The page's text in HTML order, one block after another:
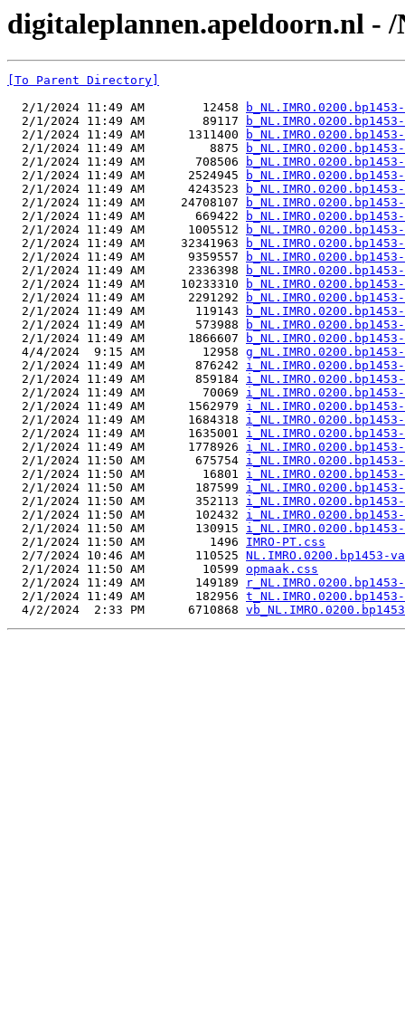
digitaleplannen.apeldoorn.nl -
[To Parent Directory]
  2/1/2024 11:49 AM        12458
  2/1/2024 11:49 AM        89117
  2/1/2024 11:49 AM      1311400
  2/1/2024 11:49 AM         8875
  2/1/2024 11:49 AM       708506
  2/1/2024 11:49 AM      2524945
  2/1/2024 11:49 AM      4243523
  2/1/2024 11:49 AM     24708107
  2/1/2024 11:49 AM       669422
  2/1/2024 11:49 AM      1005512
  2/1/2024 11:49 AM     32341963
  2/1/2024 11:49 AM      9359557
  2/1/2024 11:49 AM      2336398
  2/1/2024 11:49 AM     10233310
  2/1/2024 11:49 AM      2291292
  2/1/2024 11:49 AM       119143
  2/1/2024 11:49 AM       573988
  2/1/2024 11:49 AM      1866607
  4/4/2024  9:15 AM        12958
  2/1/2024 11:49 AM       876242
  2/1/2024 11:49 AM       859184
  2/1/2024 11:49 AM        70069
  2/1/2024 11:49 AM      1562979
  2/1/2024 11:49 AM      1684318
  2/1/2024 11:49 AM      1635001
  2/1/2024 11:49 AM      1778926
  2/1/2024 11:50 AM       675754
  2/1/2024 11:50 AM        16801
  2/1/2024 11:50 AM       187599
  2/1/2024 11:50 AM       352113
  2/1/2024 11:50 AM       102432
  2/1/2024 11:50 AM       130915
  2/1/2024 11:50 AM         1496
IMRO-PT.css
  2/7/2024 10:46 AM       110525
NL.IMRO.0200.bp1453-
  2/1/2024 11:50 AM        10599
opmaak.css
  2/1/2024 11:49 AM       149189
  2/1/2024 11:49 AM       182956
  4/2/2024  2:33 PM      6710868